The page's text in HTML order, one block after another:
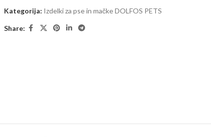
Kategorija: Izdelki za pse in mačke DOLFOS PETS
Share: